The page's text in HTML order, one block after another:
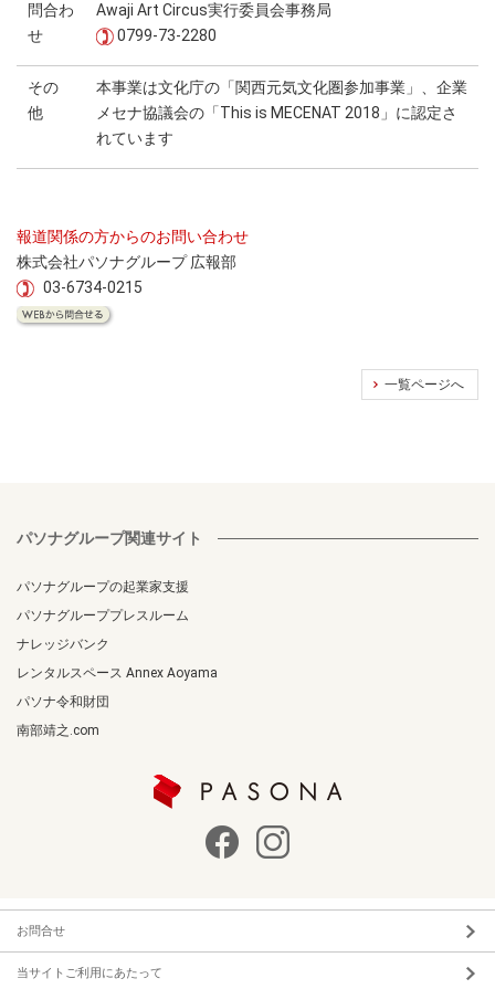
問合わ
せ
Awaji Art Circus実行委員会事務局
0799-73-2280
その
他
本事業は文化庁の「関西元気文化圏参加事業」、企業
メセナ協議会の「This is MECENAT 2018」に認定さ
れています
報道関係の方からのお問い合わせ
株式会社パソナグループ 広報部
03-6734-0215
一覧ページへ
パソナグループ関連サイト
パソナグループの起業家支援
パソナグループプレスルーム
ナレッジバンク
レンタルスペース Annex Aoyama
パソナ令和財団
南部靖之.com
お問合せ
当サイトご利用にあたって